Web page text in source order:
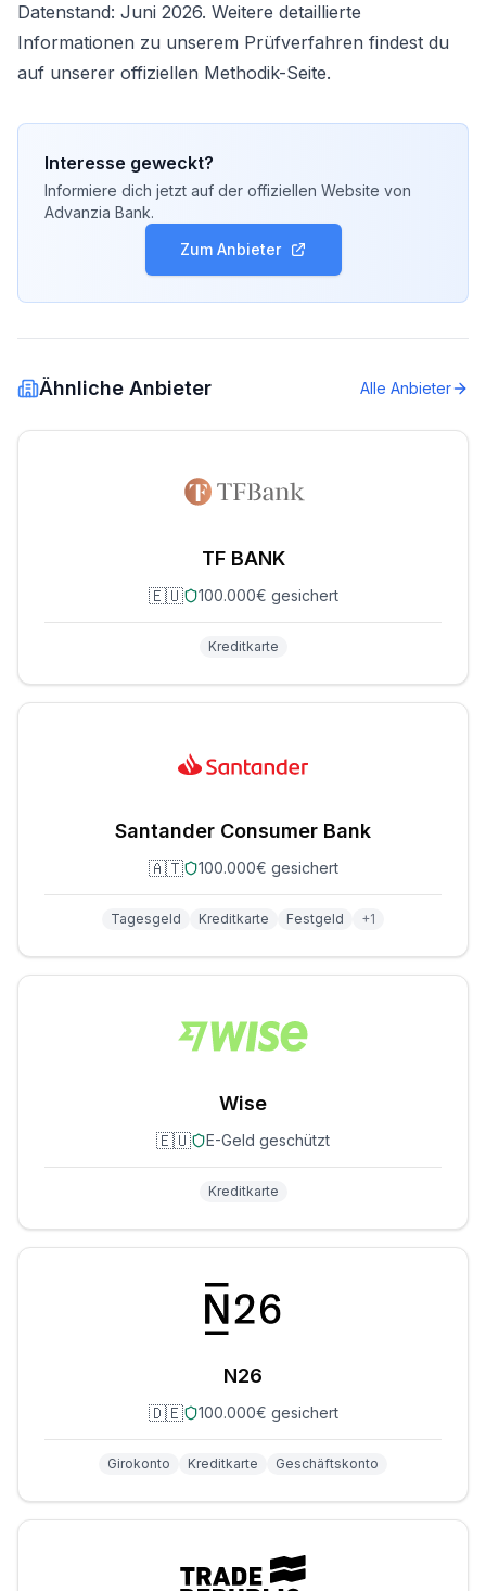
Datenstand: Juni 2026. Weitere detaillierte
Informationen zu unserem Prüfverfahren findest du
auf unserer offiziellen Methodik-Seite.
Interesse geweckt?
Informiere dich jetzt auf der offiziellen Website von
Advanzia Bank.
Zum Anbieter
Ähnliche Anbieter Alle Anbieter
TF BANK
🇪🇺 100.000€ gesichert
Kreditkarte
Santander Consumer Bank
🇦🇹 100.000€ gesichert
Tagesgeld Kreditkarte Festgeld +1
Wise
🇪🇺 E-Geld geschützt
Kreditkarte
N26
🇩🇪 100.000€ gesichert
Girokonto Kreditkarte Geschäftskonto